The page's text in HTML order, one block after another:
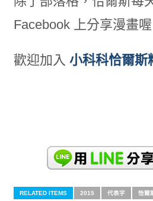
Facebook 上分享漫畫喔
歡迎加入 小科科恰爾斯
RELATED ITEMS 2015 代表字 恰爾